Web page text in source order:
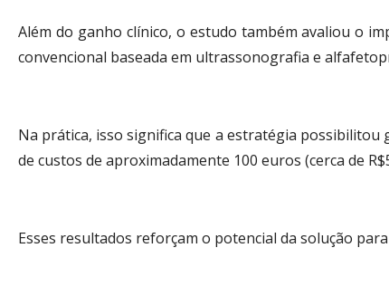
Além do ganho clínico, o estudo também avaliou o
convencional baseada em ultrassonografia e
Na prática, isso significa que a estratégia possibilitou
de custos de aproximadamente 100 euros (cerca de
Esses resultados reforçam o potencial da solução